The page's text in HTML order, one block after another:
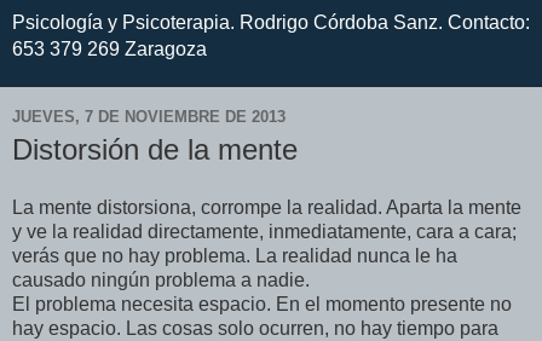
Psicología y Psicoterapia. Rodrigo Córdoba Sanz. Contacto:
653 379 269 Zaragoza
JUEVES, 7 DE NOVIEMBRE DE 2013
Distorsión de la mente
La mente distorsiona, corrompe la realidad. Aparta la mente
y ve la realidad directamente, inmediatamente, cara a cara;
verás que no hay problema. La realidad nunca le ha
causado ningún problema a nadie.
El problema necesita espacio. En el momento presente no
hay espacio. Las cosas solo ocurren, no hay tiempo para